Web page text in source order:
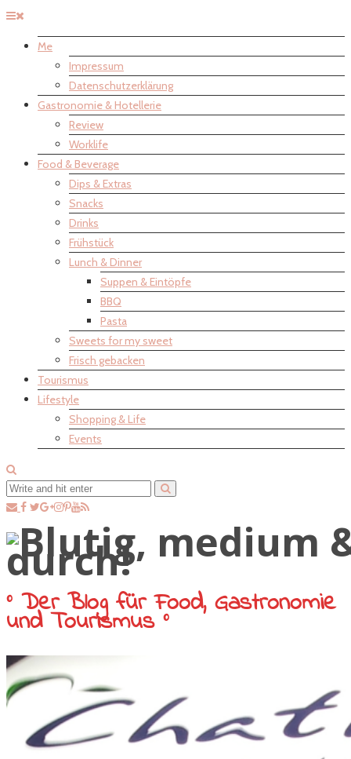
Me
Impressum
Datenschutzerklärung
Gastronomie & Hotellerie
Review
Worklife
Food & Beverage
Dips & Extras
Snacks
Drinks
Frühstück
Lunch & Dinner
Suppen & Eintöpfe
BBQ
Pasta
Sweets for my sweet
Frisch gebacken
Tourismus
Lifestyle
Shopping & Life
Events
° Der Blog für Food, Gastronomie
und Tourismus °